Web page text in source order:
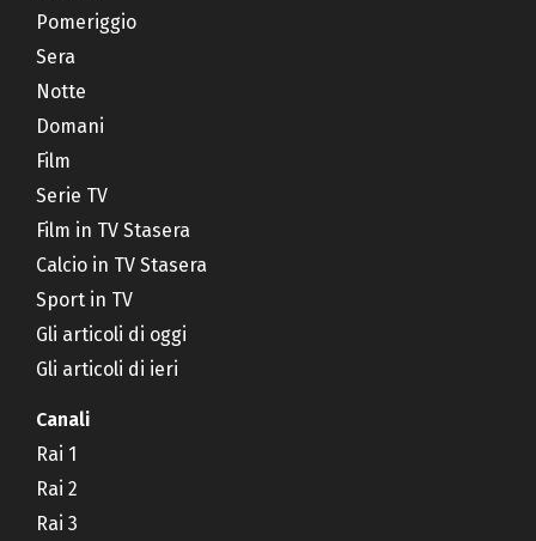
Pomeriggio
Sera
Notte
Domani
Film
Serie TV
Film in TV Stasera
Calcio in TV Stasera
Sport in TV
Gli articoli di oggi
Gli articoli di ieri
Canali
Rai 1
Rai 2
Rai 3